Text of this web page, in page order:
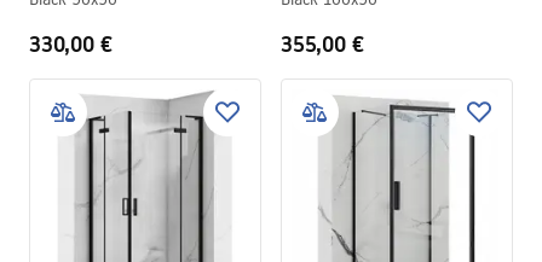
330,00 € 355,00 €